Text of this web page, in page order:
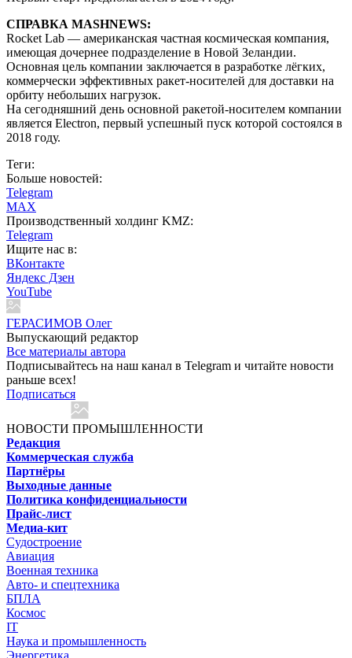
СПРАВКА MASHNEWS:
Rocket Lab — американская частная космическая компания,
имеющая дочернее подразделение в Новой Зеландии.
Основная цель компании заключается в разработке лёгких,
коммерчески эффективных ракет-носителей для доставки на
орбиту небольших нагрузок.
На сегодняшний день основной ракетой-носителем компании
является Electron, первый успешный пуск которой состоялся в
2018 году.
Теги:
Больше новостей:
Telegram
MAX
Производственный холдинг KMZ:
Telegram
Ищите нас в:
ВКонтакте
Яндекс Дзен
YouTube
ГЕРАСИМОВ Олег
Выпускающий редактор
Все материалы автора
Подписывайтесь на наш канал в Telegram и читайте новости
раньше всех!
Подписаться
НОВОСТИ ПРОМЫШЛЕННОСТИ
Редакция
Коммерческая служба
Партнёры
Выходные данные
Политика конфиденциальности
Прайс-лист
Медиа-кит
Судостроение
Авиация
Военная техника
Авто- и спецтехника
БПЛА
Космос
IT
Наука и промышленность
Энергетика